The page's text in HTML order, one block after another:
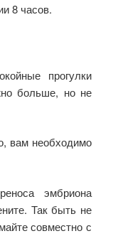
8 часов.
прогулки
больше, но не
вам необходимо
эмбриона
Так быть не
совместно с